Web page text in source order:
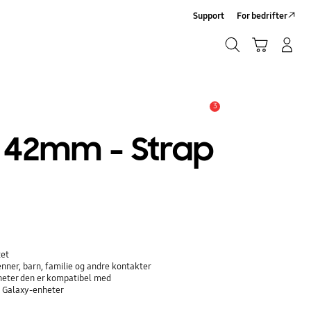
Support For bedrifter
3
- Strap
barn, familie og andre kontakter
den er kompatibel med
enheter